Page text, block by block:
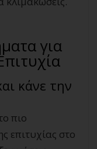
για
κάνε την
πιο
επιτυχίας στο